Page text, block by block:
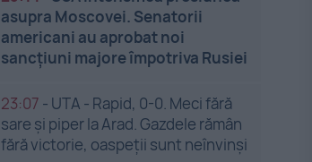
asupra Moscovei. Senatorii
americani au aprobat noi
sancțiuni majore împotriva Rusiei
23:07 - UTA - Rapid, 0-0. Meci fără
sare și piper la Arad. Gazdele rămân
fără victorie, oaspeții sunt neînvinși